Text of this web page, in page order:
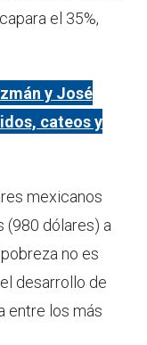
el 35%,
y José
cateos y
mexicanos
(980 dólares) a
no es
desarrollo de
entre los más